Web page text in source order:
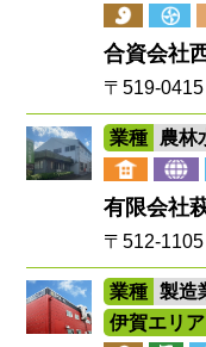
合資会社
〒519-
業種 農林
有限会社
〒512-
業種
製造
伊賀エリア